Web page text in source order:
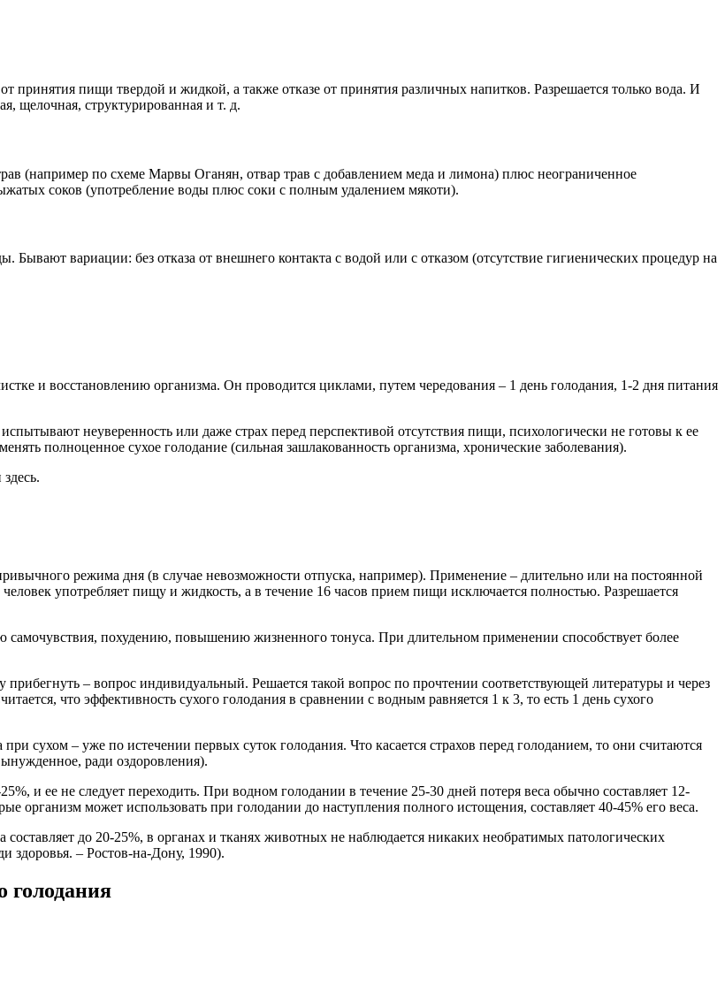
пищи твердой и жидкой, а также отказе от принятия различных напитков. Разрешается только вода. И
щелочная, структурированная и т. д.
(например по схеме Марвы Оганян, отвар трав с добавлением меда и лимона) плюс неограниченное
соков (употребление воды плюс соки с полным удалением мякоти).
вариации: без отказа от внешнего контакта с водой или с отказом (отсутствие гигиенических процедур на
и восстановлению организма. Он проводится циклами, путем чередования – 1 день голодания, 1-2 дня питания
неуверенность или даже страх перед перспективой отсутствия пищи, психологически не готовы к ее
полноценное сухое голодание (сильная зашлакованность организма, хронические заболевания).
здесь.
режима дня (в случае невозможности отпуска, например). Применение – длительно или на постоянной
употребляет пищу и жидкость, а в течение 16 часов прием пищи исключается полностью. Разрешается
похудению, повышению жизненного тонуса. При длительном применении способствует более
– вопрос индивидуальный. Решается такой вопрос по прочтении соответствующей литературы и через
что эффективность сухого голодания в сравнении с водным равняется 1 к 3, то есть 1 день сухого
сухом – уже по истечении первых суток голодания. Что касается страхов перед голоданием, то они считаются
ради оздоровления).
и ее не следует переходить. При водном голодании в течение 25-30 дней потеря веса обычно составляет 12-
организм может использовать при голодании до наступления полного истощения, составляет 40-45% его веса.
до 20-25%, в органах и тканях животных не наблюдается никаких необратимых патологических
– Ростов-на-Дону, 1990).
голодания